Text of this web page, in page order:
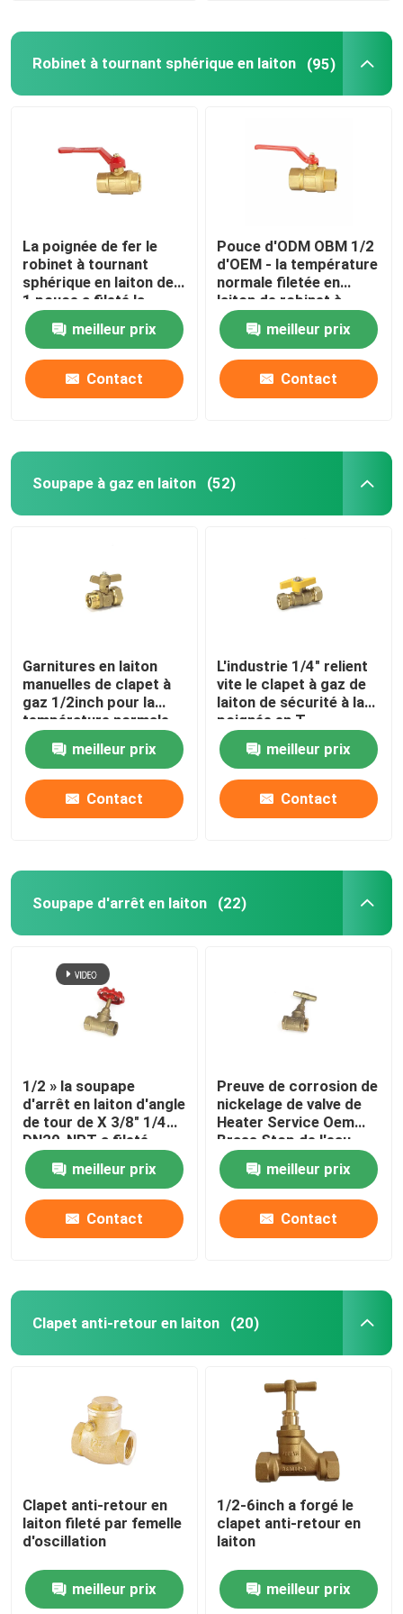
Robinet à tournant sphérique en laiton (95)
La poignée de fer le
robinet à tournant
sphérique en laiton de
1 pouce a fileté la
norme de norme ANSI
d'ASTMmeilleur prix
Contact
Pouce d'ODM OBM 1/2
d'OEM - la température
normale filetée en
laiton de robinet à
tournant sphérique de
4 poucesmeilleur prix
Contact
Soupape à gaz en laiton (52)
Garnitures en laiton
manuelles de clapet à
gaz 1/2inch pour la
température normale
meilleur prix
Contact
L'industrie 1/4" relient
vite le clapet à gaz de
laiton de sécurité à la
poignée en T
meilleur prix
Contact
Soupape d'arrêt en laiton (22)
1/2 » la soupape
d'arrêt en laiton d'angle
de tour de X 3/8" 1/4
DN20-NPT a fileté
meilleur prix
Contact
Preuve de corrosion de
nickelage de valve de
Heater Service Oem
Brass Stop de l'eau
meilleur prix
Contact
Clapet anti-retour en laiton (20)
Clapet anti-retour en
laiton fileté par femelle
d'oscillation
meilleur prix
1/2-6inch a forgé le
clapet anti-retour en
laiton
meilleur prix